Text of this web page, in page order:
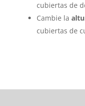
cubiertas de
Cambie la
cubiertas de